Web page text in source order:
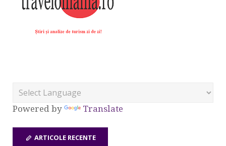
Powered by Translate
ARTICOLE RECENTE